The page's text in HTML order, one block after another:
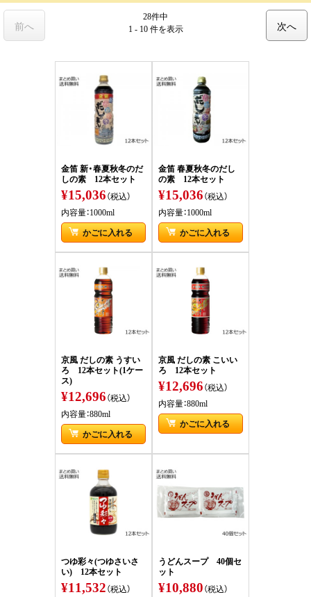
28件中
1 - 10 件を表示
前へ 次へ
金笛 新・春夏秋冬のだ
しの素 12本セット
¥15,036（税込）
内容量：1000ml
かごに入れる
金笛 春夏秋冬のだし
の素 12本セット
¥15,036（税込）
内容量：1000ml
かごに入れる
京風 だしの素 うすい
ろ 12本セット(1ケー
ス)
¥12,696（税込）
内容量：880ml
かごに入れる
京風 だしの素 こいい
ろ 12本セット
¥12,696（税込）
内容量：880ml
かごに入れる
つゆ彩々(つゆさいさ
い) 12本セット
¥11,532（税込）
うどんスープ 40個セ
ット
¥10,880（税込）